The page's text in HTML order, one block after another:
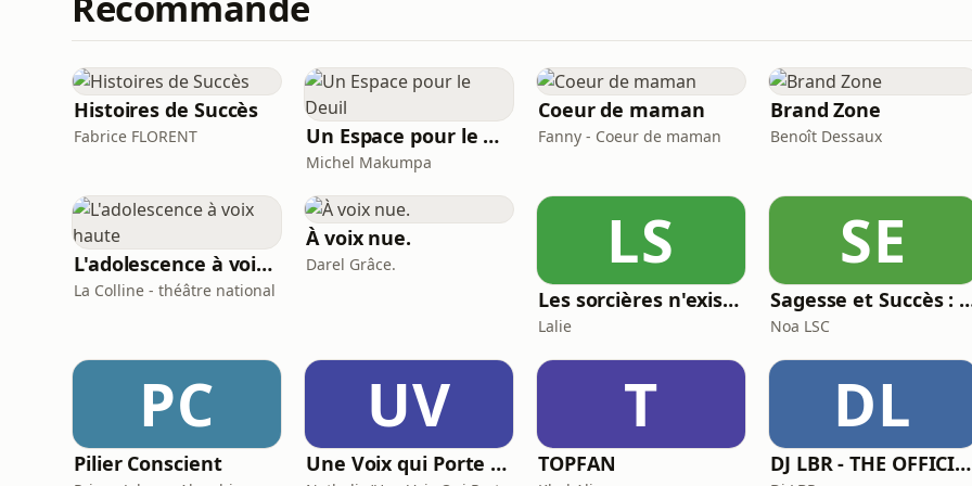
Histoires de Succès
Fabrice FLORENT Un Espace pour le Deuil
Michel Makumpa
Coeur de maman
Fanny - Coeur de maman
Brand Zone
Benoît Dessaux
L'adolescence à voix haute
La Colline - théâtre national
À voix nue.
Darel Grâce. LS
Les sorcières n'existent pas
Lalie
SE
Sagesse et Succès : Le
Noa LSC
PC
Pilier Conscient
UV
Une Voix qui Porte | Podcast
T
TOPFAN
DL
DJ LBR - THE OFFICIAL PODCAST